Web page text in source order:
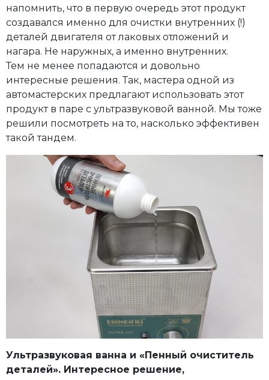
напомнить, что в первую очередь этот продукт
создавался именно для очистки внутренних (!)
деталей двигателя от лаковых отложений и
нагара. Не наружных, а именно внутренних.
Тем не менее попадаются и довольно
интересные решения. Так, мастера одной из
автомастерских предлагают использовать этот
продукт в паре с ультразвуковой ванной. Мы тоже
решили посмотреть на то, насколько эффективен
такой тандем.
Ультразвуковая ванна и «Пенный очиститель
деталей». Интересное решение,